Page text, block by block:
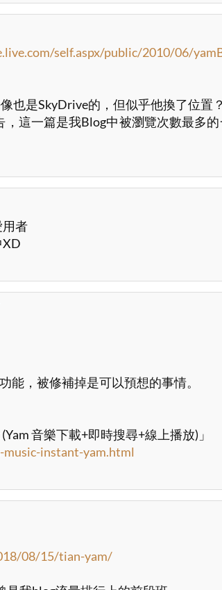
div.content {
div.content span.deleter {
self.aspx/public/2010/06/
也是SkyDrive的，但似乎他換了位置？
這一篇是我Blog中被瀏覽次數最多
者
XD
能，被修補掉是可以預想的事情。
音樂下載+即時搜尋+線上播放)」
instant-yam.html
08/15/tian-yam/